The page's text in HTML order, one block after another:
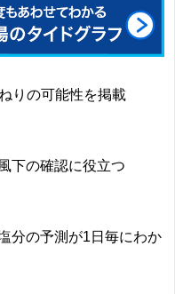
りの可能性を掲載
下の確認に役立つ
分の予測が1日毎にわか